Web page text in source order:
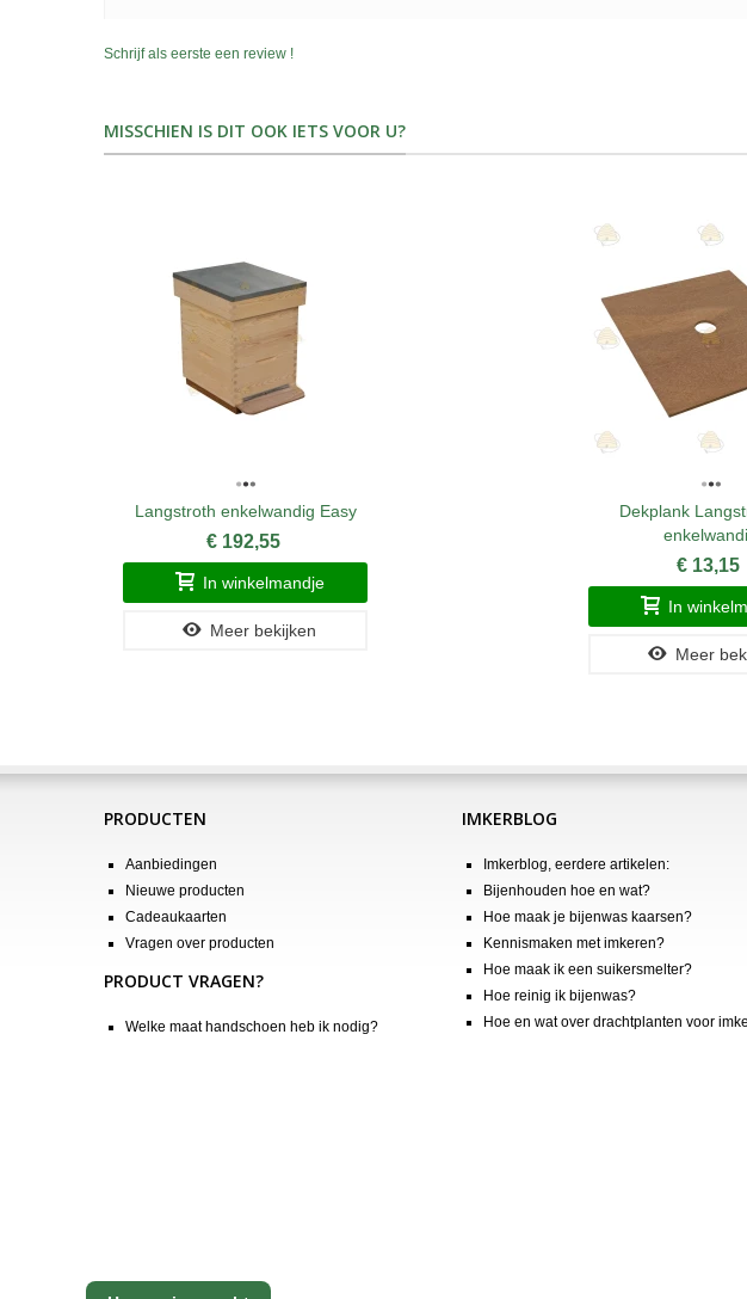
Schrijf als eerste een review !
MISSCHIEN IS DIT OOK IETS VOOR U?
Langstroth enkelwandig Easy
€ 192,55
In winkelmandje
Meer bekijken
Dekplank
€ 13,15
In
Meer
PRODUCTEN
Aanbiedingen
Nieuwe producten
Cadeaukaarten
Vragen over producten
PRODUCT VRAGEN?
Welke maat handschoen heb ik nodig?
IMKERBLOG
Imkerblog, eerdere artikelen:
Bijenhouden hoe en wat?
Hoe maak je bijenwas kaarsen?
Kennismaken met imkeren?
Hoe maak ik een suikersmelter?
Hoe reinig ik bijenwas?
Hoe en wat over drachtplanten voor